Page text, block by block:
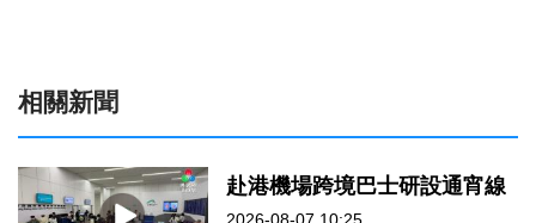
相關新聞
赴港機場跨境巴士研設通宵線